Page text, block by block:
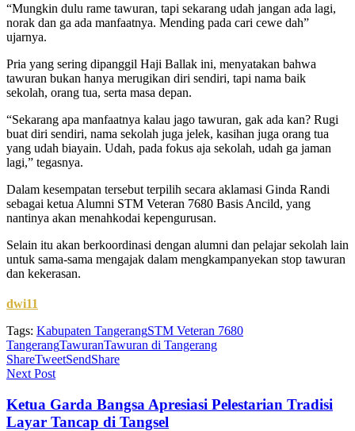
“Mungkin dulu rame tawuran, tapi sekarang udah jangan ada lagi,
norak dan ga ada manfaatnya. Mending pada cari cewe dah”
ujarnya.
Pria yang sering dipanggil Haji Ballak ini, menyatakan bahwa
tawuran bukan hanya merugikan diri sendiri, tapi nama baik
sekolah, orang tua, serta masa depan.
“Sekarang apa manfaatnya kalau jago tawuran, gak ada kan? Rugi
buat diri sendiri, nama sekolah juga jelek, kasihan juga orang tua
yang udah biayain. Udah, pada fokus aja sekolah, udah ga jaman
lagi,” tegasnya.
Dalam kesempatan tersebut terpilih secara aklamasi Ginda Randi
sebagai ketua Alumni STM Veteran 7680 Basis Ancild, yang
nantinya akan menahkodai kepengurusan.
Selain itu akan berkoordinasi dengan alumni dan pelajar sekolah lain
untuk sama-sama mengajak dalam mengkampanyekan stop tawuran
dan kekerasan.
dwi11
Tags: Kabupaten TangerangSTM Veteran 7680
TangerangTawuranTawuran di Tangerang
ShareTweetSendShare
Next Post
Ketua Garda Bangsa Apresiasi Pelestarian Tradisi
Layar Tancap di Tangsel